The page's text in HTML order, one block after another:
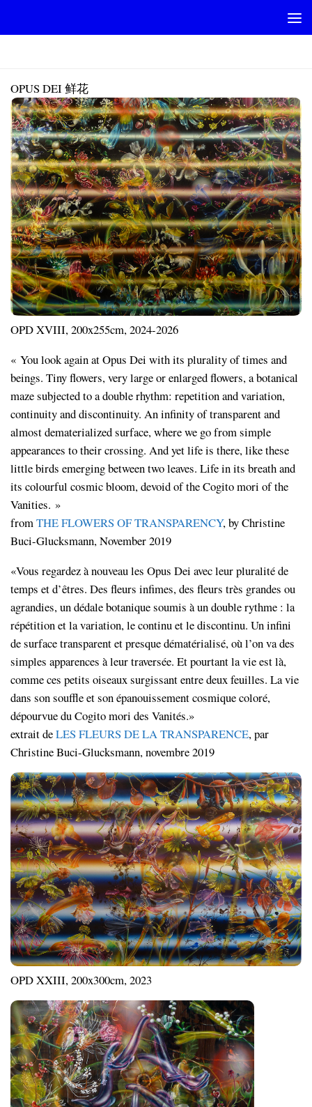
OPUS DEI 鲜花
OPD XVIII, 200x255cm, 2024-2026
« You look again at Opus Dei with its plurality of times and
beings. Tiny flowers, very large or enlarged flowers, a botanical
maze subjected to a double rhythm: repetition and variation,
continuity and discontinuity. An infinity of transparent and
almost dematerialized surface, where we go from simple
appearances to their crossing. And yet life is there, like these
little birds emerging between two leaves. Life in its breath and
its colourful cosmic bloom, devoid of the Cogito mori of the
Vanities. »
fromTHE FLOWERS OF TRANSPARENCY, by Christine
Buci-Glucksmann, November 2019
«Vous regardez à nouveau les Opus Dei avec leur pluralité de
temps et d’êtres. Des fleurs infimes, des fleurs très grandes ou
agrandies, un dédale botanique soumis à un double rythme : la
répétition et la variation, le continu et le discontinu. Un infini
de surface transparent et presque dématérialisé, où l’on va des
simples apparences à leur traversée. Et pourtant la vie est là,
comme ces petits oiseaux surgissant entre deux feuilles. La vie
dans son souffle et son épanouissement cosmique coloré,
dépourvue du Cogito mori des Vanités.»
extrait deLES FLEURS DE LA TRANSPARENCE, par
Christine Buci-Glucksmann, novembre 2019
OPD XXIII, 200x300cm, 2023